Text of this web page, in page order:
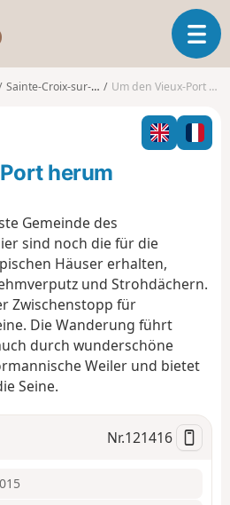
s
o
o
T
o
l
n
i
Sainte-Croix-sur-Aizier Um den Vieux-Port herum
herum
Gemeinde des
sind noch die für die
Häuser erhalten,
und Strohdächern.
Zwischenstopp für
Die Wanderung führt
durch wunderschöne
Weiler und bietet
Seine.
Nr.121416